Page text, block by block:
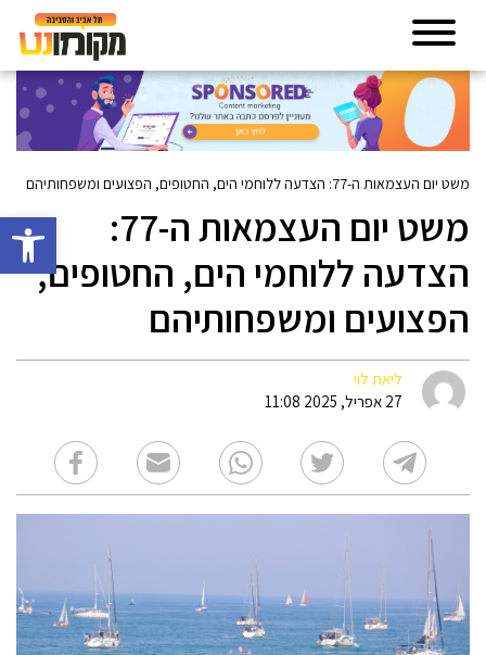
פתח
משט יום העצמאות ה-77: הצדעה ללוחמי הים, החטופים, הפצועים ומשפחותיהם
משט יום העצמאות ה-77:
הצדעה ללוחמי הים, החטופים,
הפצועים ומשפחותיהם
ליאת לוי
27 אפריל, 2025 11:08